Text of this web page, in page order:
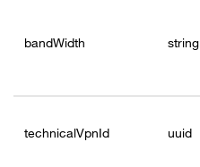
bandWidth string
technicalVpnId uuid